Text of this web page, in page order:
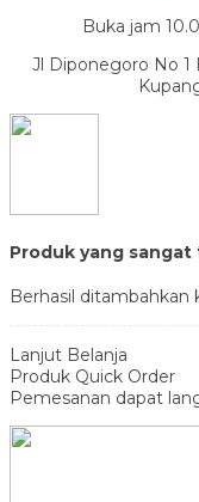
Buka jam
Jl Diponegoro No 1
Produk yang
Berhasil ditambahkan
Lanjut Belanja
Produk Quick Order
Pemesanan dapat